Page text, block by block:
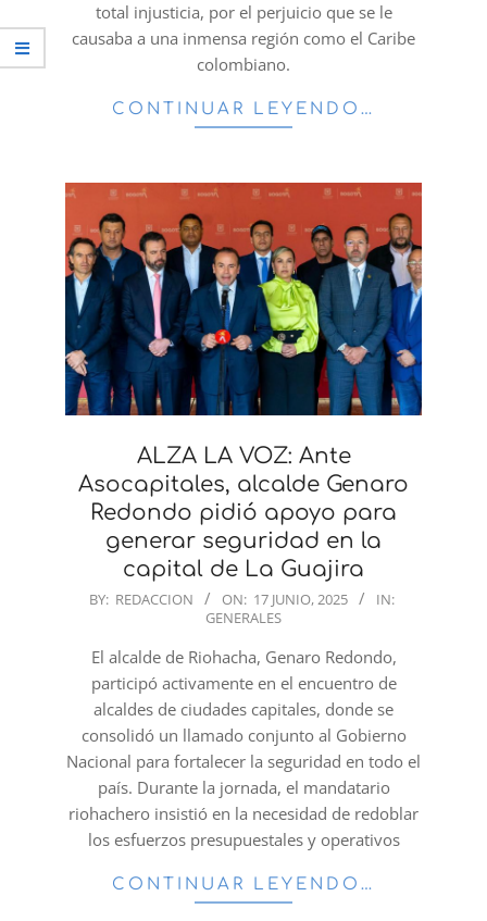
total injusticia, por el perjuicio que se le
causaba a una inmensa región como el Caribe
colombiano.
CONTINUAR LEYENDO…
ALZA LA VOZ: Ante
Asocapitales, alcalde Genaro
Redondo pidió apoyo para
generar seguridad en la
capital de La Guajira
2025-
BY: REDACCION ON: 17 JUNIO, 2025
IN:
GENERALES
El alcalde de Riohacha, Genaro Redondo,
participó activamente en el encuentro de
alcaldes de ciudades capitales, donde se
consolidó un llamado conjunto al Gobierno
Nacional para fortalecer la seguridad en todo el
país. Durante la jornada, el mandatario
riohachero insistió en la necesidad de redoblar
los esfuerzos presupuestales y operativos
CONTINUAR LEYENDO…